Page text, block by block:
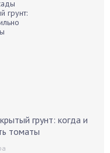
грунт: когда и
томаты